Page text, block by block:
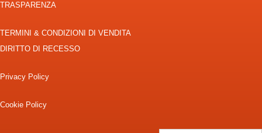
TRASPARENZA
TERMINI & CONDIZIONI DI VENDITA
DIRITTO DI RECESSO
Privacy Policy
Cookie Policy